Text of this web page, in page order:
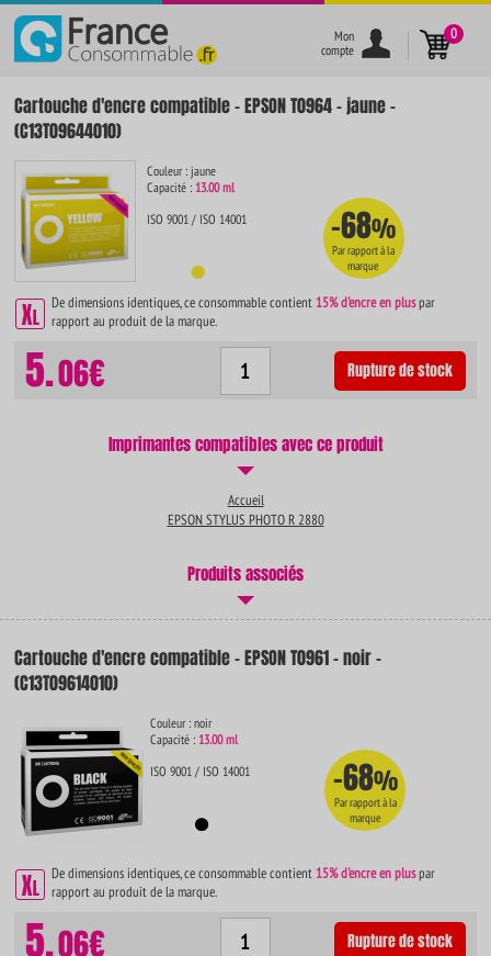
}
Mon
compte
0
Cartouche d'encre compatible - EPSON T0964 - jaune -
(C13T09644010)
Couleur : jaune
Capacité : 13.00 ml
ISO 9001 / ISO 14001
-68%
Par rapport à la
marque
De dimensions identiques, ce consommable contient 15% d'encre en pluspar
rapport au produit de la marque.
5.06€ Rupture de stock
Imprimantes compatibles avec ce produit
Accueil
EPSON STYLUS PHOTO R 2880
Produits associés
Cartouche d'encre compatible - EPSON T0961 - noir -
(C13T09614010)
Couleur : noir
Capacité : 13.00 ml
ISO 9001 / ISO 14001
-68%
Par rapport à la
marque
De dimensions identiques, ce consommable contient 15% d'encre en pluspar
rapport au produit de la marque.
5.06€ Rupture de stock